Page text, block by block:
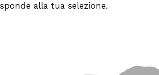
alla tua selezione.